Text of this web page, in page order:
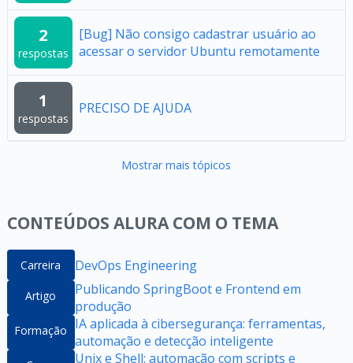
2
respostas
[Bug] Não consigo cadastrar usuário ao
acessar o servidor Ubuntu remotamente
1
respostas
PRECISO DE AJUDA
Mostrar mais tópicos
CONTEÚDOS ALURA COM O TEMA
Carreira DevOps Engineering
Artigo
Publicando SpringBoot e Frontend em
produção
Formação
IA aplicada à cibersegurança: ferramentas,
automação e detecção inteligente
Unix e Shell: automação com scripts e